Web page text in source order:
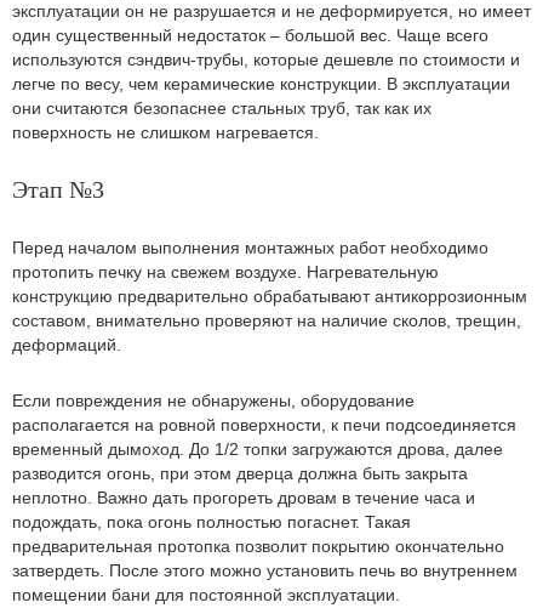
эксплуатации он не разрушается и не деформируется, но имеет
один существенный недостаток – большой вес. Чаще всего
используются сэндвич-трубы, которые дешевле по стоимости и
легче по весу, чем керамические конструкции. В эксплуатации
они считаются безопаснее стальных труб, так как их
поверхность не слишком нагревается.
Этап №3
Перед началом выполнения монтажных работ необходимо
протопить печку на свежем воздухе. Нагревательную
конструкцию предварительно обрабатывают антикоррозионным
составом, внимательно проверяют на наличие сколов, трещин,
деформаций.
Если повреждения не обнаружены, оборудование
располагается на ровной поверхности, к печи подсоединяется
временный дымоход. До 1/2 топки загружаются дрова, далее
разводится огонь, при этом дверца должна быть закрыта
неплотно. Важно дать прогореть дровам в течение часа и
подождать, пока огонь полностью погаснет. Такая
предварительная протопка позволит покрытию окончательно
затвердеть. После этого можно установить печь во внутреннем
помещении бани для постоянной эксплуатации.